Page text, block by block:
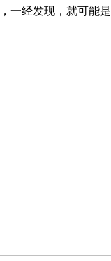
一经发现，就可能是